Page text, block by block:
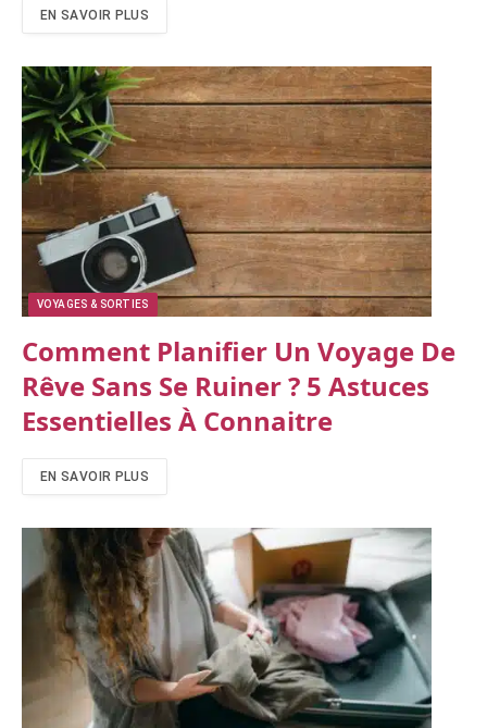
EN SAVOIR PLUS
VOYAGES & SORTIES
Comment Planifier Un Voyage De
Rêve Sans Se Ruiner ? 5 Astuces
Essentielles À Connaitre
EN SAVOIR PLUS